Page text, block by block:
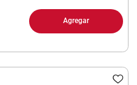
Agregar